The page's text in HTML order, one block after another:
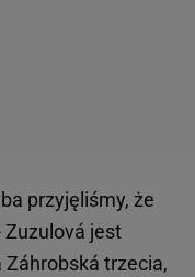
przyjęliśmy, że
Zuzulová jest
Záhrobská trzecia,